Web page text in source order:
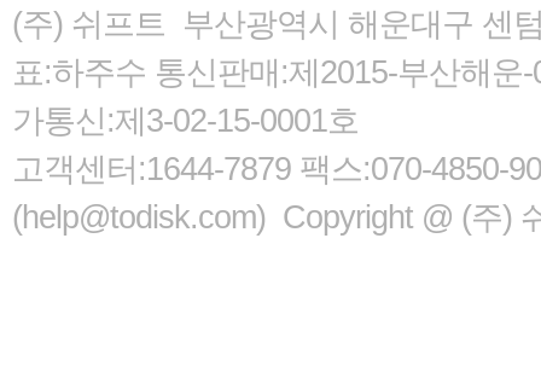
(주) 쉬프트 부산광역시 해운대구 센
표:하주수 통신판매:제2015-부산해
가통신:제3-02-15-0001호
고객센터:1644-7879 팩스:070-4850-
(help@todisk.com) Copyright @ (주)